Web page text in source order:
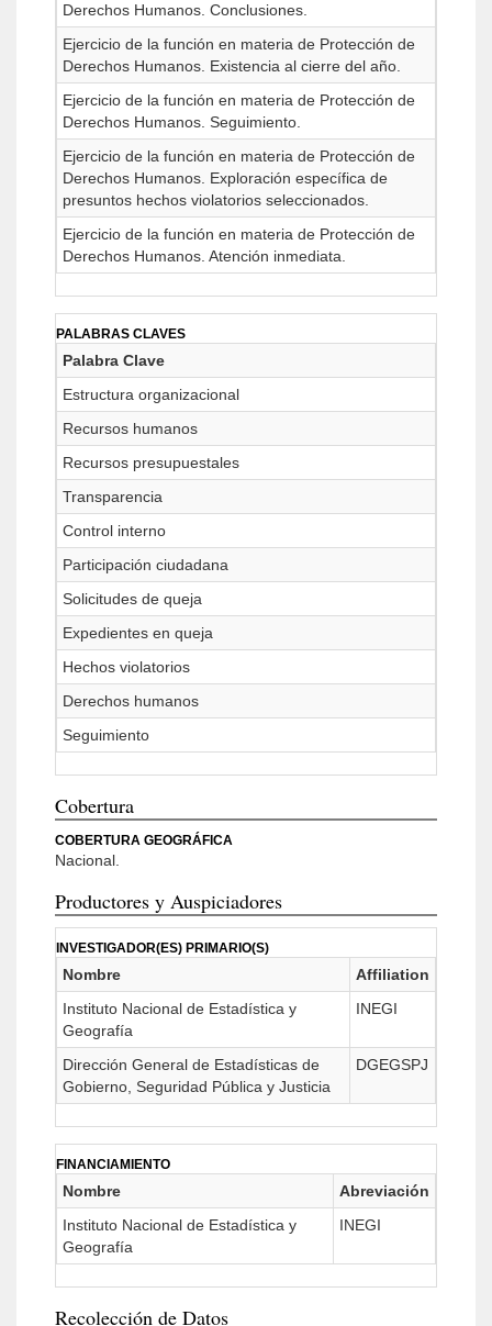
Derechos Humanos. Conclusiones.
Ejercicio de la función en materia de Protección de
Derechos Humanos. Existencia al cierre del año.
Ejercicio de la función en materia de Protección de
Derechos Humanos. Seguimiento.
Ejercicio de la función en materia de Protección de
Derechos Humanos. Exploración específica de
presuntos hechos violatorios seleccionados.
Ejercicio de la función en materia de Protección de
Derechos Humanos. Atención inmediata.
PALABRAS CLAVES
Palabra Clave
Estructura organizacional
Recursos humanos
Recursos presupuestales
Transparencia
Control interno
Participación ciudadana
Solicitudes de queja
Expedientes en queja
Hechos violatorios
Derechos humanos
Seguimiento
Cobertura
COBERTURA GEOGRÁFICA
Nacional.
Productores y Auspiciadores
INVESTIGADOR(ES) PRIMARIO(S)
Nombre
Affiliation
Instituto Nacional de Estadística y
Geografía
INEGI
Dirección General de Estadísticas de
Gobierno, Seguridad Pública y Justicia
DGEGSPJ
FINANCIAMIENTO
Nombre
Abreviación
Instituto Nacional de Estadística y
Geografía
INEGI
Recolección de Datos